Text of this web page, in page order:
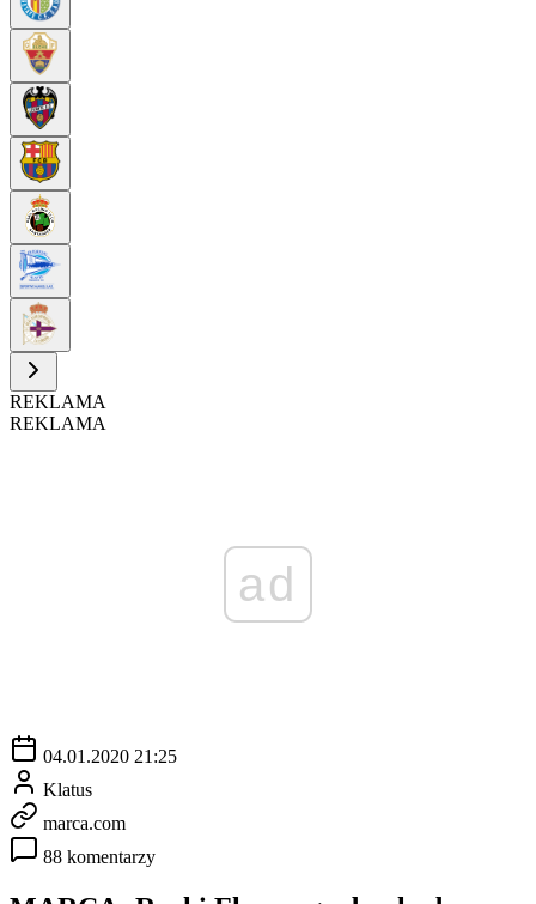
REKLAMA
REKLAMA
ad
04.01.2020 21:25
Klatus
marca.com
88 komentarzy